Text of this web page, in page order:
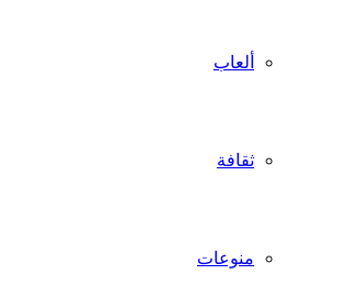
ألعاب
ثقافة
منوعات